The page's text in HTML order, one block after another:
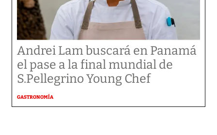
Andrei Lam buscará en Panamá
el pase a la final mundial de
S.Pellegrino Young Chef
GASTRONOMÍA